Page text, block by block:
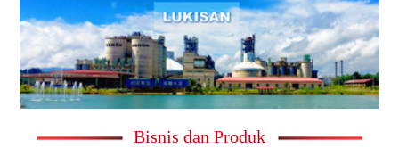
Bisnis dan Produk